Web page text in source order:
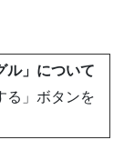
ル」について
る」ボタンを